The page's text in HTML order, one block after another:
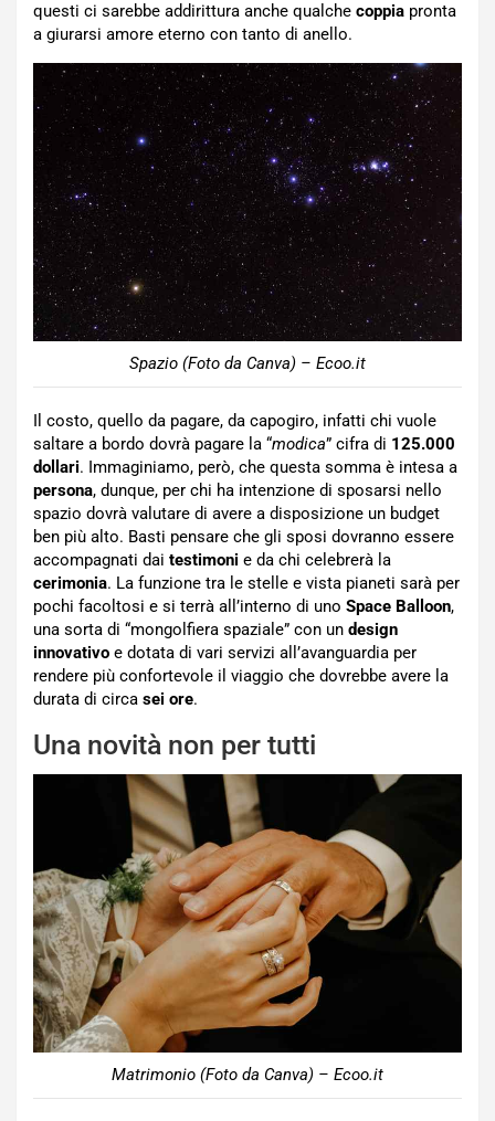
questi ci sarebbe addirittura anche qualche coppia pronta
a giurarsi amore eterno con tanto di anello.
Spazio (Foto da Canva) – Ecoo.it
Il costo, quello da pagare, da capogiro, infatti chi vuole
saltare a bordo dovrà pagare la “modica” cifra di 125.000
dollari. Immaginiamo, però, che questa somma è intesa a
persona, dunque, per chi ha intenzione di sposarsi nello
spazio dovrà valutare di avere a disposizione un budget
ben più alto. Basti pensare che gli sposi dovranno essere
accompagnati dai testimoni e da chi celebrerà la
cerimonia. La funzione tra le stelle e vista pianeti sarà per
pochi facoltosi e si terrà all’interno di uno Space Balloon,
una sorta di “mongolfiera spaziale” con un design
innovativo e dotata di vari servizi all’avanguardia per
rendere più confortevole il viaggio che dovrebbe avere la
durata di circa sei ore.
Una novità non per tutti
Matrimonio (Foto da Canva) – Ecoo.it